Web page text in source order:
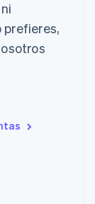
prefieres,